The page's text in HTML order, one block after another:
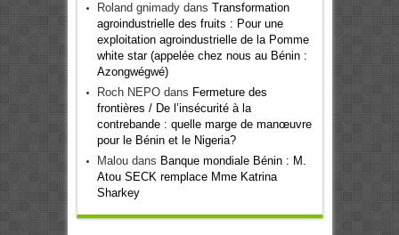
Roland gnimadydans Transformation
agroindustrielle des fruits : Pour une
exploitation agroindustrielle de la Pomme
white star (appelée chez nous au Bénin :
Azongwégwé)
Roch NEPOdans Fermeture des
frontières / De l’insécurité à la
contrebande : quelle marge de manœuvre
pour le Bénin et le Nigeria?
Maloudans Banque mondiale Bénin : M.
Atou SECK remplace Mme Katrina
Sharkey